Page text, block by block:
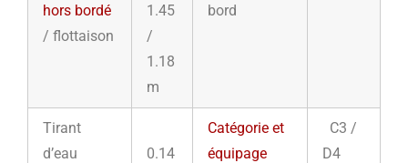
hors bordé
/ flottaison
1.45
/
1.18
m
bord
Tirant
d’eau
0.14
Catégorie et
équipage
C3 /
D4